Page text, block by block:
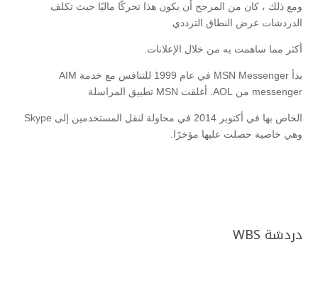
ومع ذلك ، كان من المرجح أن يكون هذا تحركًا ماليًا حيث تكلف
الدردشات عرض النطاق الترددي
أكثر مما ساهمت به من خلال الإعلانات.
بدأ MSN Messenger في عام 1999 للتنافس مع خدمة AIM
messenger من AOL. أغلقت MSN تطبيق المراسلة
الخاص بها في أكتوبر 2014 في محاولة لنقل المستخدمين إلى Skype
وهي خاصية حصلت عليها مؤخرًا.
دردشة WBS